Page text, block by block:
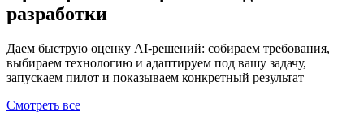
разработки
Даем быструю оценку AI-решений: собираем требования,
выбираем технологию и адаптируем под вашу задачу,
запускаем пилот и показываем конкретный результат
Смотреть все